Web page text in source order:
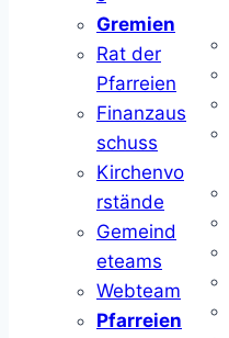
Gremien
Rat der
Pfarreien
Finanzaus
schuss
Kirchenvo
rstände
Gemeind
eteams
Webteam
Pfarreien